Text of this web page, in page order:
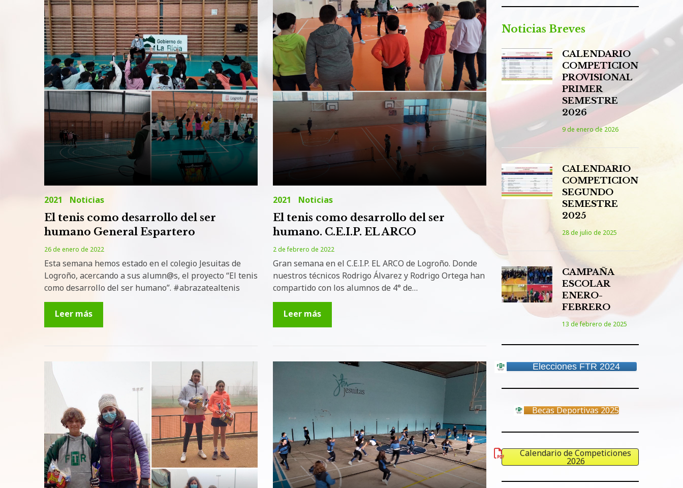
2021
2021 Noticias
El tenis como desarrollo del ser
humano General Espartero
26 de enero de 2022
Esta semana hemos estado en el colegio Jesuitas de
Logroño, acercando a sus alumn@s, el proyecto “El tenis
como desarrollo del ser humano”. #abrazatealtenis
Leer más
2021 Noticias
El tenis como desarrollo del ser
humano. C.E.I.P. EL ARCO
2 de febrero de 2022
Gran semana en el C.E.I.P. EL ARCO de Logroño. Donde
nuestros técnicos Rodrigo Álvarez y Rodrigo Ortega han
compartido con los alumnos de 4° de…
Leer más
Noticias Breves
CALENDARIO
COMPETICION
PROVISIONAL
PRIMER
SEMESTRE
2026
9 de enero de 2026
CALENDARIO
COMPETICION
SEGUNDO
SEMESTRE
2025
28 de julio de 2025
CAMPAÑA
ESCOLAR
ENERO-
FEBRERO
13 de febrero de 2025
Elecciones FTR 2024
Becas Deportivas 2025
Calendario de Competiciones
2026